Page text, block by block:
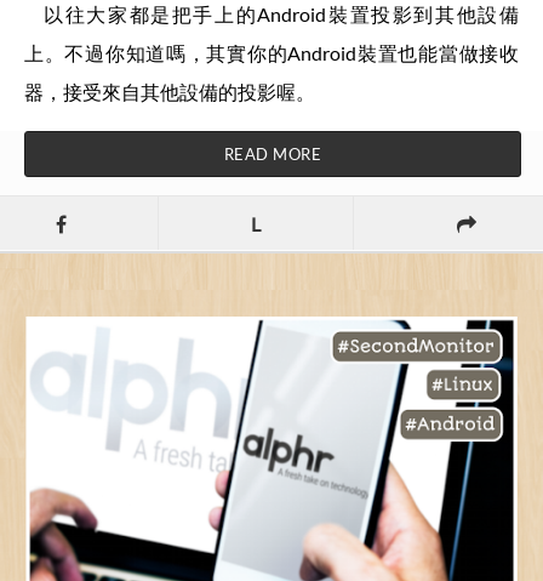
以往大家都是把手上的Android裝置投影到其他設備
上。不過你知道嗎，其實你的Android裝置也能當做接收
器，接受來自其他設備的投影喔。
READ MORE
L